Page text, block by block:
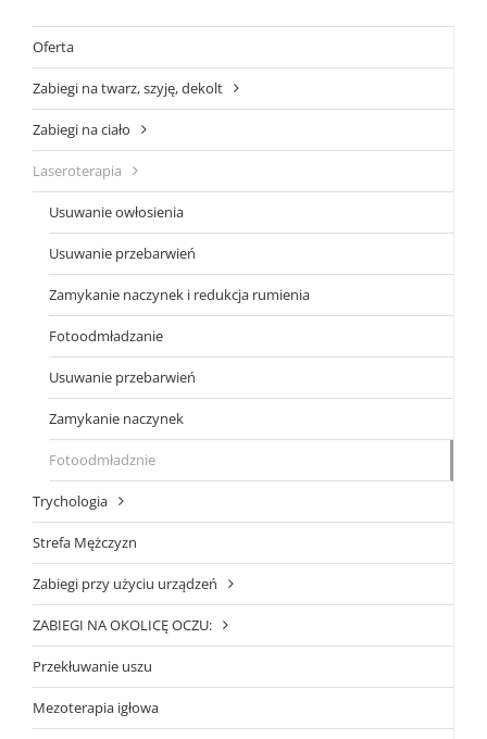
Oferta
Zabiegi na twarz, szyję, dekolt
Zabiegi na ciało
Laseroterapia
Usuwanie owłosienia
Usuwanie przebarwień
Zamykanie naczynek i redukcja rumienia
Fotoodmładzanie
Usuwanie przebarwień
Zamykanie naczynek
Fotoodmładznie
Trychologia
Strefa Mężczyzn
Zabiegi przy użyciu urządzeń
ZABIEGI NA OKOLICĘ OCZU:
Przekłuwanie uszu
Mezoterapia igłowa